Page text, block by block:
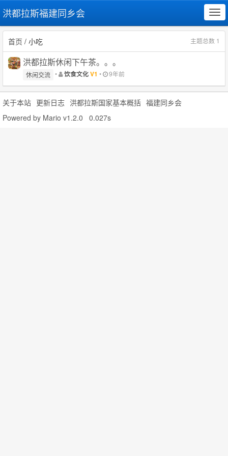
洪都拉斯福建同乡会
主题总数 1
首页 / 小吃
洪都拉斯休闲下午茶。。。
休闲交流 • 饮食文化V1 • 9年前
关于本站 更新日志 洪都拉斯国家基本概括 福建同乡会
Powered by Mario v1.2.0 0.027s